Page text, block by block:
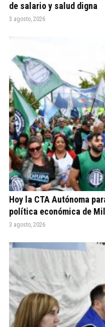
de salario y salud digna
3 agosto, 2026
Hoy la CTA Autónoma
política económica de
3 agosto, 2026